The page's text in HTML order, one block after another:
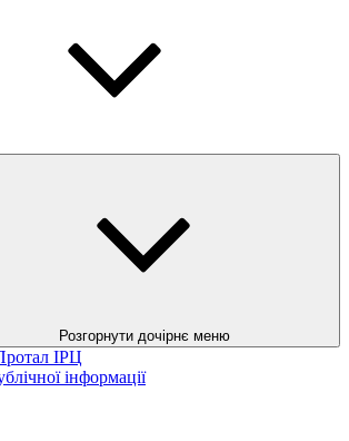
Розгорнути дочірнє меню
ІРЦ
інформації